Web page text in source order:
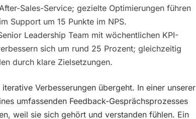
Sales-Service; gezielte Optimierungen führen
Support um 15 Punkte im NPS.
Leadership Team mit wöchentlichen KPI-
sich um rund 25 Prozent; gleichzeitig
durch klare Zielsetzungen.
Verbesserungen übergeht. In einer unserer
umfassenden Feedback-Gesprächsprozesses
weil sie sich gehört und verstanden fühlen. Ein